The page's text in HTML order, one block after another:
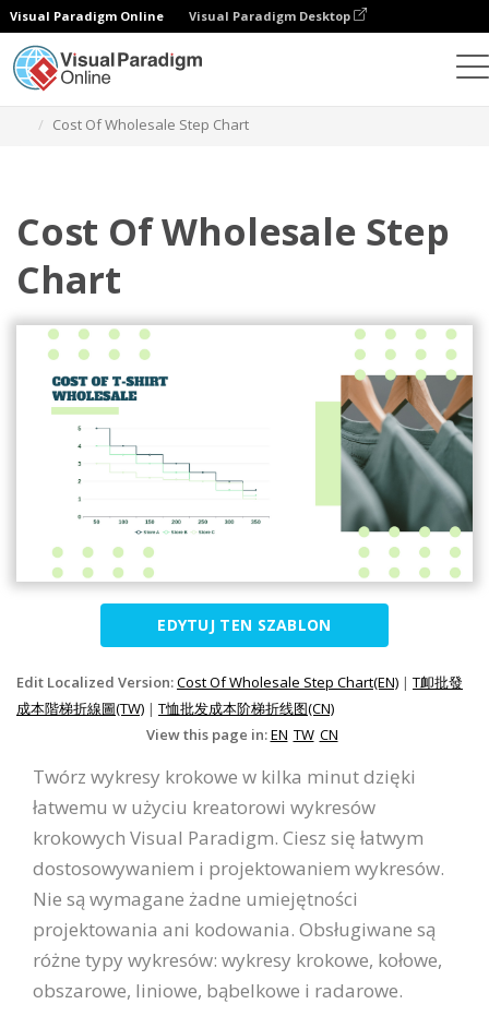
Visual Paradigm Online Visual Paradigm Desktop
Cost Of Wholesale Step Chart
Cost Of Wholesale Step
Chart
EDYTUJ TEN SZABLON
Edit Localized Version:Cost Of Wholesale Step Chart(EN) | T卹批發
成本階梯折線圖(TW) | T恤批发成本阶梯折线图(CN)
View this page in:EN TW CN
Twórz wykresy krokowe w kilka minut dzięki
łatwemu w użyciu kreatorowi wykresów
krokowych Visual Paradigm. Ciesz się łatwym
dostosowywaniem i projektowaniem wykresów.
Nie są wymagane żadne umiejętności
projektowania ani kodowania. Obsługiwane są
różne typy wykresów: wykresy krokowe, kołowe,
obszarowe, liniowe, bąbelkowe i radarowe.